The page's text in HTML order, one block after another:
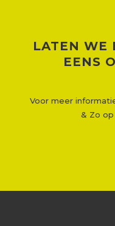
LATEN WE
EENS
Voor meer
& Zo